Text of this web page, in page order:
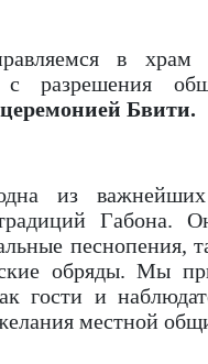
в храм
с разрешения
церемонией Бвити.
из
Габона.
песнопения,
обряды. Мы
гости и
местной